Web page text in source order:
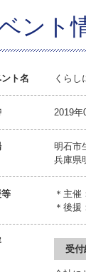
ント
ト名 くらし
2019年
明石市
兵庫県
＊主
＊後
受付